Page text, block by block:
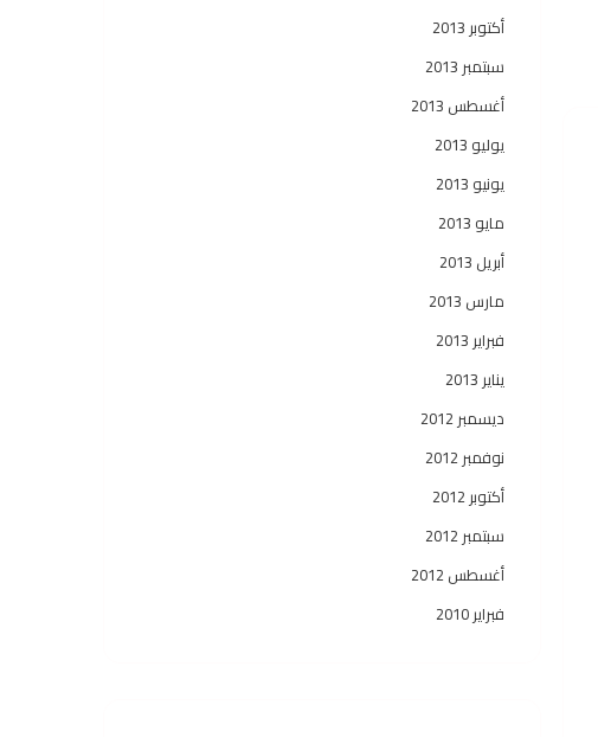
أكتوبر 2013
سبتمبر 2013
أغسطس 2013
يوليو 2013
يونيو 2013
مايو 2013
أبريل 2013
مارس 2013
فبراير 2013
يناير 2013
ديسمبر 2012
نوفمبر 2012
أكتوبر 2012
سبتمبر 2012
أغسطس 2012
فبراير 2010